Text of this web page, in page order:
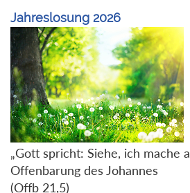
Jahreslosung 2026
„Gott spricht: Siehe, ich mache
Offenbarung des Johannes
(Offb 21,5)